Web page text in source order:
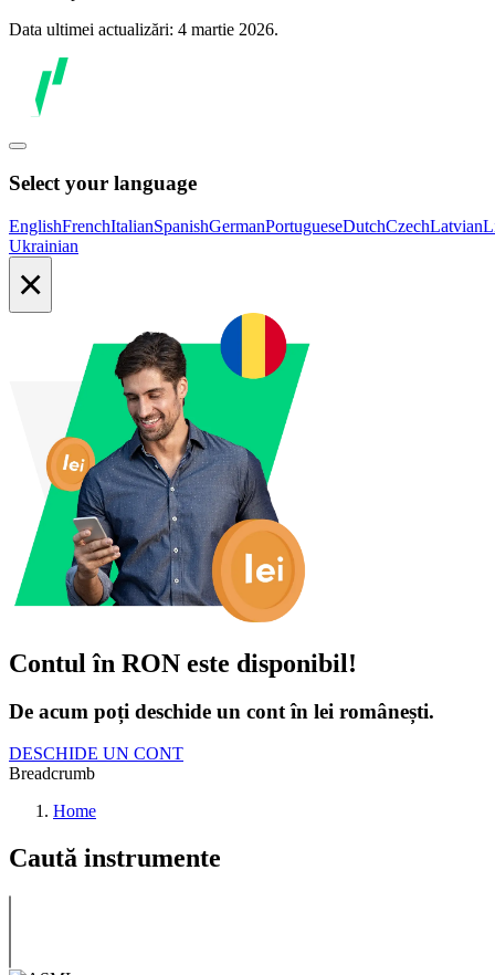
Data ultimei actualizări: 4 martie 2026.
Select your language
EnglishFrenchItalianSpanishGermanPortugueseDutchCzechLatvian
Ukrainian
×
Contul în RON este disponibil!
De acum poți deschide un cont în lei românești.
DESCHIDE UN CONT
Breadcrumb
Home
Caută instrumente